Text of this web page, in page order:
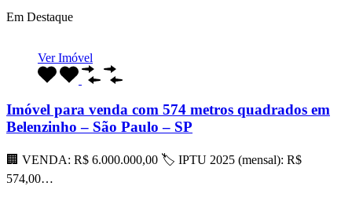
Em Destaque
Ver Imóvel
Imóvel para venda com 574 metros quadrados em
Belenzinho – São Paulo – SP
🏢 VENDA: R$ 6.000.000,00 🏷 IPTU 2025 (mensal): R$
574,00…